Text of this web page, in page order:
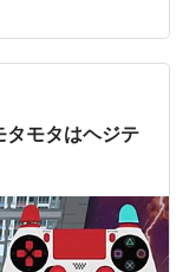
」に設定したフ
ーバーができな
している。 ドリ
る 前作NBA
スムーズなスピ
モタはヘジテ